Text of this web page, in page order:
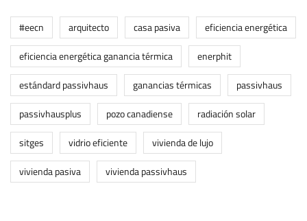
#eecn arquitecto casa pasiva
eficiencia energética
eficiencia energética ganancia térmica
enerphit
estándard passivhaus
ganancias térmicas
passivhaus
passivhausplus
pozo canadiense
radiación solar
sitges
vidrio eficiente
vivienda de lujo
vivienda pasiva
vivienda passivhaus